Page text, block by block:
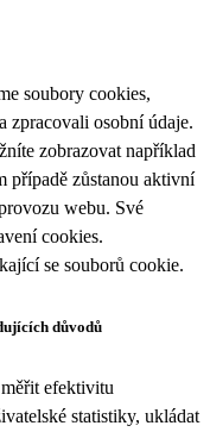
soubory cookies,
zpracovali osobní údaje.
zobrazovat například
případě zůstanou aktivní
webu. Své
cookies.
se souborů cookie.
důvodů
efektivitu
statistiky, ukládat